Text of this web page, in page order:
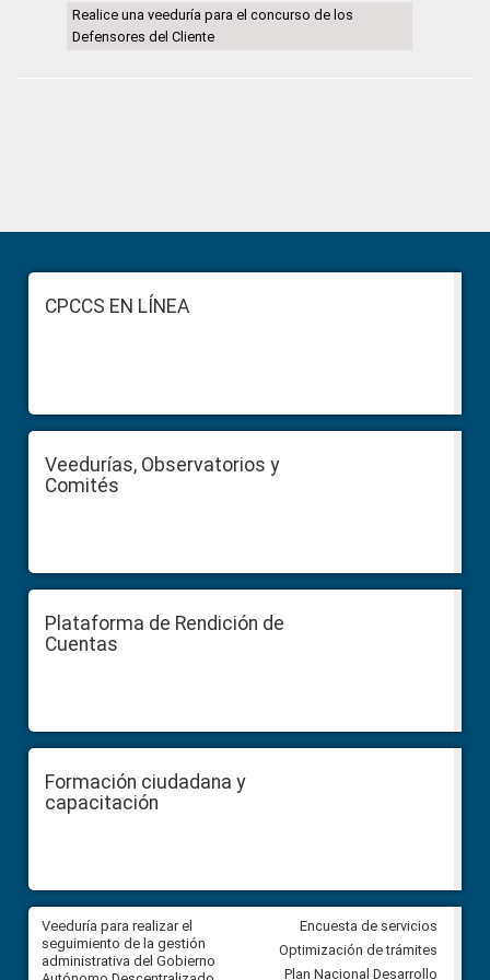
Realice una veeduría para el concurso de los
Defensores del Cliente
Sidebar
FooterCPCCS EN LÍNEA
Veedurías, Observatorios y
Comités
Plataforma de Rendición de
Cuentas
Formación ciudadana y
capacitación
Veeduría para realizar el
seguimiento de la gestión
administrativa del Gobierno
Veeduría para vigilar los
derivados de la Audiencia
Encuesta de servicios
Optimización de trámites
Plan Nacional Desarrollo